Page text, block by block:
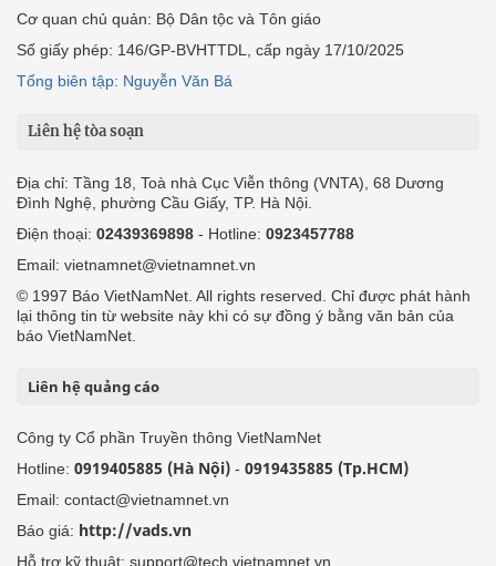
Cơ quan chủ quản: Bộ Dân tộc và Tôn giáo
Số giấy phép: 146/GP-BVHTTDL, cấp ngày 17/10/2025
Tổng biên tập: Nguyễn Văn Bá
Liên hệ tòa soạn
Địa chỉ: Tầng 18, Toà nhà Cục Viễn thông (VNTA), 68 Dương
Đình Nghệ, phường Cầu Giấy, TP. Hà Nội.
Điện thoại: 02439369898 - Hotline: 0923457788
Email: vietnamnet@vietnamnet.vn
© 1997 Báo VietNamNet. All rights reserved. Chỉ được phát hành
lại thông tin từ website này khi có sự đồng ý bằng văn bản của
báo VietNamNet.
Liên hệ quảng cáo
Công ty Cổ phần Truyền thông VietNamNet
Hotline: 0919405885 (Hà Nội) - 0919435885 (Tp.HCM)
Email: contact@vietnamnet.vn
Báo giá: http://vads.vn
Hỗ trợ kỹ thuật: support@tech.vietnamnet.vn